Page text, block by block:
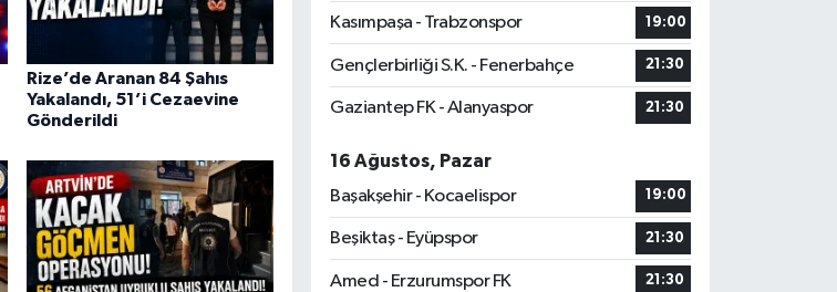
Rize’de Aranan 84 Şahıs
Yakalandı, 51’i Cezaevine
Gönderildi
Kasımpaşa - Trabzonspor 19:00
Gençlerbirliği S.K. - Fenerbahçe 21:30
Gaziantep FK - Alanyaspor 21:30
16 Ağustos, Pazar
Başakşehir - Kocaelispor
19:00
Beşiktaş - Eyüpspor 21:30
Amed - Erzurumspor FK 21:30